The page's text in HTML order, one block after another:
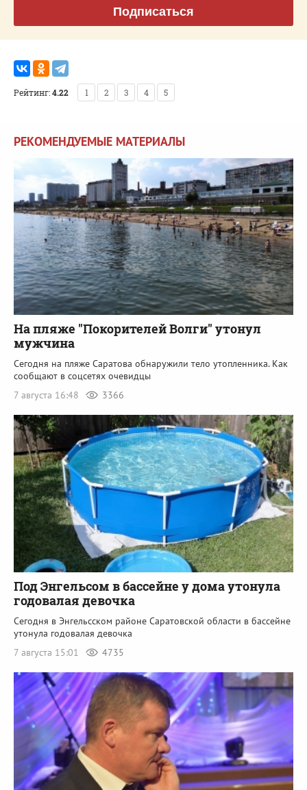
Подписаться
Рейтинг:4.22 1 2 3 4 5
РЕКОМЕНДУЕМЫЕ МАТЕРИАЛЫ
На пляже "Покорителей Волги" утонул
мужчина
Сегодня на пляже Саратова обнаружили тело утопленника. Как
сообщают в соцсетях очевидцы
7 августа 16:48
3366
Под Энгельсом в бассейне у дома утонула
годовалая девочка
Сегодня в Энгельсском районе Саратовской области в бассейне
утонула годовалая девочка
7 августа 15:01
4735